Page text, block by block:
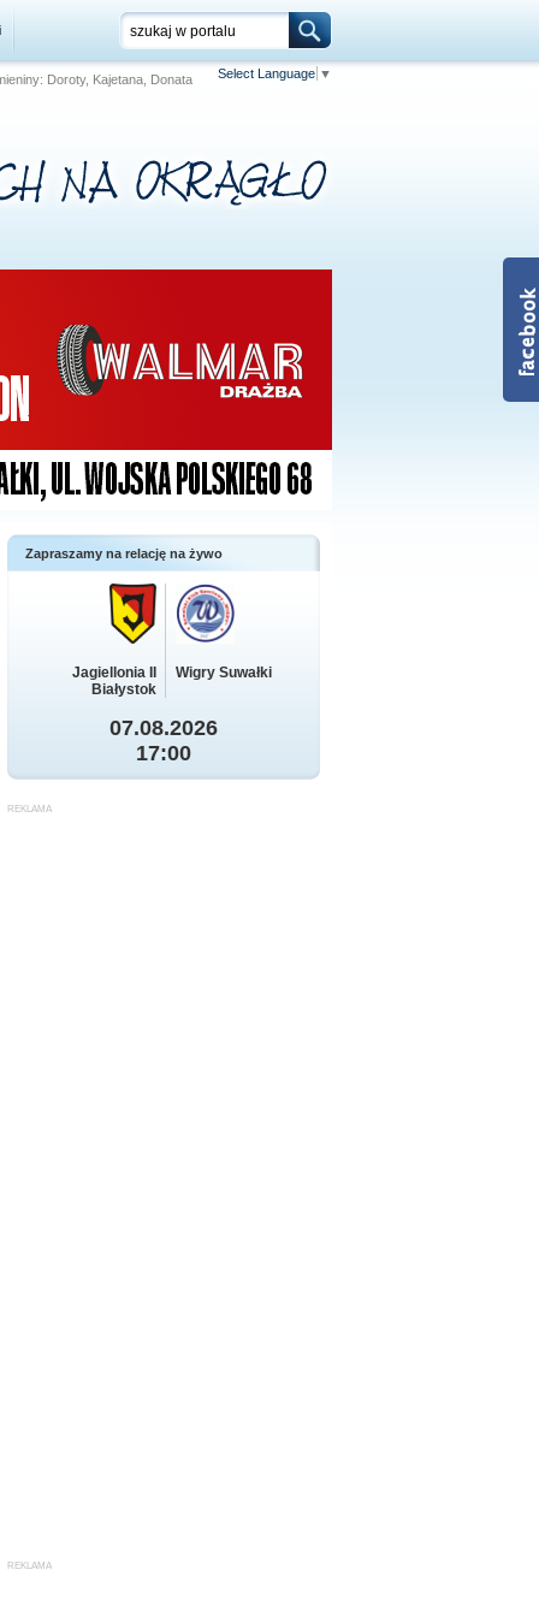
Doroty, Kajetana, Donata Select Language ▼
Zapraszamy na relację na żywo
Jagiellonia II
Białystok
Wigry Suwałki
07.08.2026
17:00